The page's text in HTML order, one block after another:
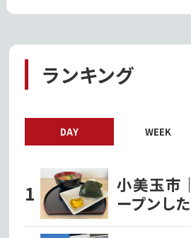
ランキング
DAY WEEK
小美玉市
ープンし
おにぎり